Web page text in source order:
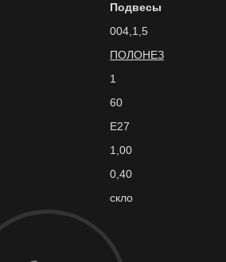
Подвесы
004,1,5
ПОЛОНЕЗ
1
60
Е27
1,00
0,40
скло